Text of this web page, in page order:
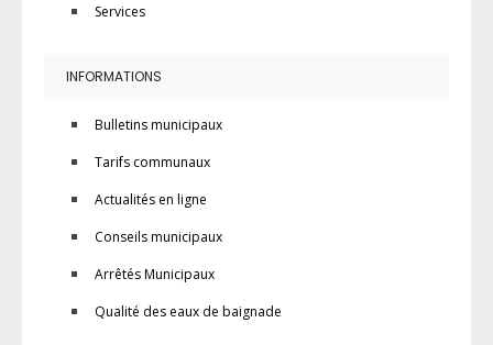
Services
INFORMATIONS
Bulletins municipaux
Tarifs communaux
Actualités en ligne
Conseils municipaux
Arrêtés Municipaux
Qualité des eaux de baignade